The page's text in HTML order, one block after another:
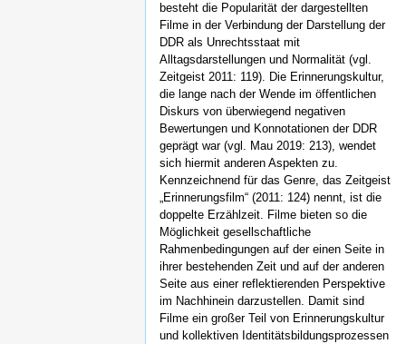
besteht die Popularität der dargestellten
Filme in der Verbindung der Darstellung der
DDR als Unrechtsstaat mit
Alltagsdarstellungen und Normalität (vgl.
Zeitgeist 2011: 119). Die Erinnerungskultur,
die lange nach der Wende im öffentlichen
Diskurs von überwiegend negativen
Bewertungen und Konnotationen der DDR
geprägt war (vgl. Mau 2019: 213), wendet
sich hiermit anderen Aspekten zu.
Kennzeichnend für das Genre, das Zeitgeist
„Erinnerungsfilm“ (2011: 124) nennt, ist die
doppelte Erzählzeit. Filme bieten so die
Möglichkeit gesellschaftliche
Rahmenbedingungen auf der einen Seite in
ihrer bestehenden Zeit und auf der anderen
Seite aus einer reflektierenden Perspektive
im Nachhinein darzustellen. Damit sind
Filme ein großer Teil von Erinnerungskultur
und kollektiven Identitätsbildungsprozessen